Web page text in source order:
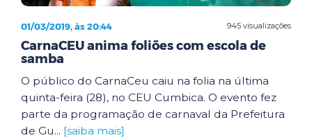
945 visualizações
01/03/2019, às 20:44
CarnaCEU anima foliões com escola de
samba
O público do CarnaCeu caiu na folia na última
quinta-feira (28), no CEU Cumbica. O evento fez
parte da programação de carnaval da Prefeitura
de Gu... [saiba mais]